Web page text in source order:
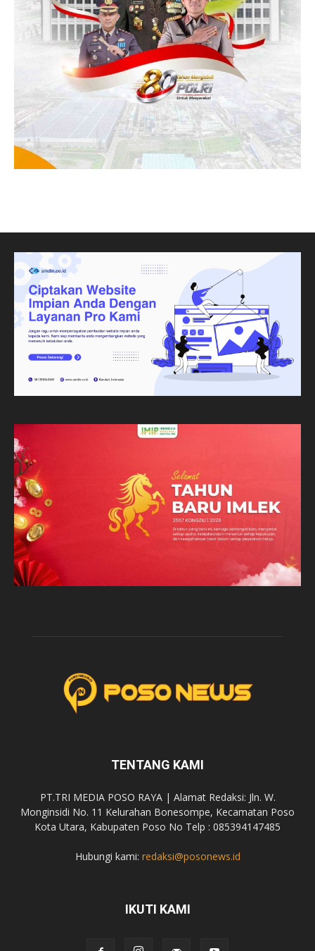
TENTANG KAMI
PT.TRI MEDIA POSO RAYA | Alamat Redaksi: Jln. W.
Monginsidi No. 11 Kelurahan Bonesompe, Kecamatan Poso
Kota Utara, Kabupaten Poso No Telp : 085394147485
Hubungi kami: redaksi@posonews.id
IKUTI KAMI